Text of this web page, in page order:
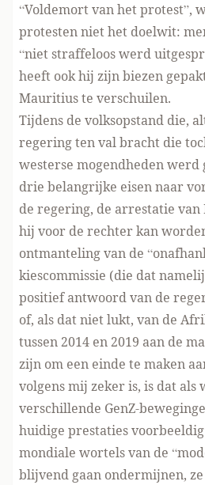
“Voldemort van het protest”,
protesten niet het doelwit:
“niet straffeloos werd
heeft ook hij zijn biezen
Mauritius te verschuilen.
Tijdens de volksopstand die,
regering ten val bracht die
westerse mogendheden werd
drie belangrijke eisen naar
de regering, de arrestatie van
hij voor de rechter kan
ontmanteling van de
kiescommissie (die dat
positief antwoord van de
of, als dat niet lukt, van de
tussen 2014 en 2019 aan de
zijn om een einde te maken
volgens mij zeker is, is dat als
verschillende GenZ-
huidige prestaties
mondiale wortels van de
blijvend gaan ondermijnen,